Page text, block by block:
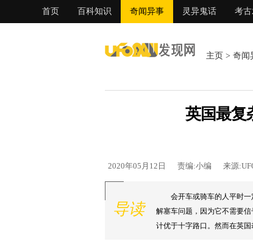
首页 百科知识 奇闻异事 灵异鬼话 考
主页 > 奇闻
英国最复
2020年05月12日 责编:小编 来源
导读
会开车或骑车的人平时
解塞车问题，因为它不需要
计优于十字路口。然而在英